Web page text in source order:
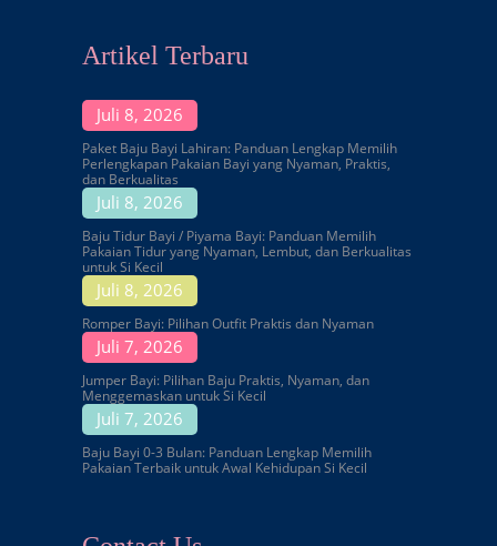
Artikel Terbaru
Juli 8, 2026
Paket Baju Bayi Lahiran: Panduan Lengkap Memilih
Perlengkapan Pakaian Bayi yang Nyaman, Praktis,
dan Berkualitas
Juli 8, 2026
Baju Tidur Bayi / Piyama Bayi: Panduan Memilih
Pakaian Tidur yang Nyaman, Lembut, dan Berkualitas
untuk Si Kecil
Juli 8, 2026
Romper Bayi: Pilihan Outfit Praktis dan Nyaman
Juli 7, 2026
Jumper Bayi: Pilihan Baju Praktis, Nyaman, dan
Menggemaskan untuk Si Kecil
Juli 7, 2026
Baju Bayi 0-3 Bulan: Panduan Lengkap Memilih
Pakaian Terbaik untuk Awal Kehidupan Si Kecil